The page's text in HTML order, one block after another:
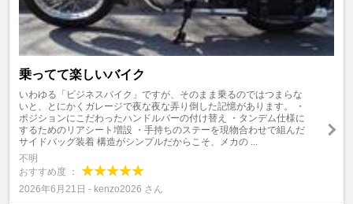
乗ってて楽しいバイク
いわゆる「ビジネスバイク」ですが、そのまま乗るのではつまらな
いと、とにかくガレージで夜な夜な弄り倒した記憶があります。 ・
ポジションにこだわったハンドルバーの付け替え ・タンデム仕様に
するためのリアシート増設 ・手持ちのステーを現物合わせで組んだ
サイドバッグ装着 ​構造がシンプルだからこそ、メカの ...
不明
おすすめ度 ：
2026年6月21日 - kenzo2026 さん